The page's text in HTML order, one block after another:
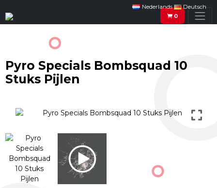
Nederlands
Deutsch
0
Pyro Specials Bombsquad 10
Stuks Pijlen